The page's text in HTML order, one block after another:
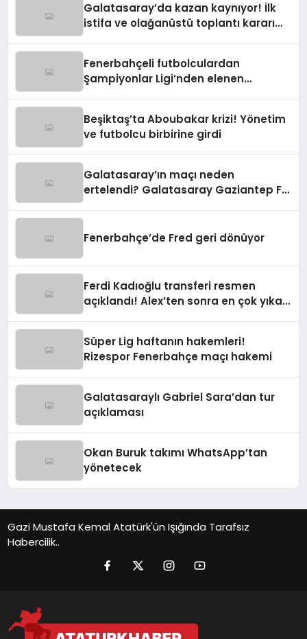
Galatasaray’da kazan kaynıyor! İlk
istifa ve olağanüstü toplantı kararı
Fenerbahçeli futbolculardan
Şampiyonlar Ligi’nden elenen
Beşiktaş’ta Aboubakar krizi! Yönetim
ve futbolcu birbirine girdi
Galatasaray’ın maçı neden
ertelendi? Galatasaray Gaziantep FK
Fenerbahçe’de Fred geri dönüyor
Ferdi Kadıoğlu transferi resmen
açıklandı! Alex’ten sonra en çok yıkan
Süper Lig haftanın hakemleri!
Rizespor Fenerbahçe maçı hakemi
Galatasaraylı Gabriel Sara’dan tur
açıklaması
Okan Buruk takımı WhatsApp’tan
yönetecek
Gazi Mustafa Kemal Atatürk'ün Işığında Tarafsız
Habercilik..